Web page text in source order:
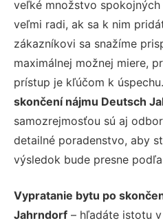
veľké množstvo
veľmi radi, ak sa k nim
zákazníkovi sa snažíme
maximálnej možnej miere,
prístup je kľúčom k úspechu.
skončení nájmu Deutsch
samozrejmosťou sú aj
detailné poradenstvo, aby
výsledok bude presne
Vypratanie bytu po
Jahrndorf – hľadáte istotu